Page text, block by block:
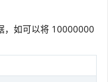
，如可以将 10000000